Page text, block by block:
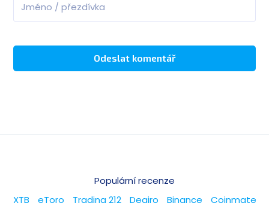
Populární recenze
XTB
eToro Trading 212 Degiro Binance
Coinmate